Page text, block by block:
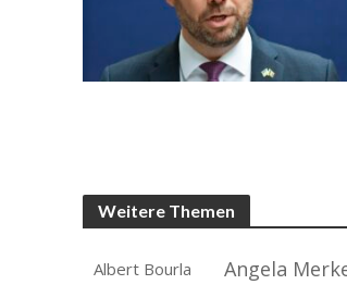
Weitere Themen
Albert Bourla Angela